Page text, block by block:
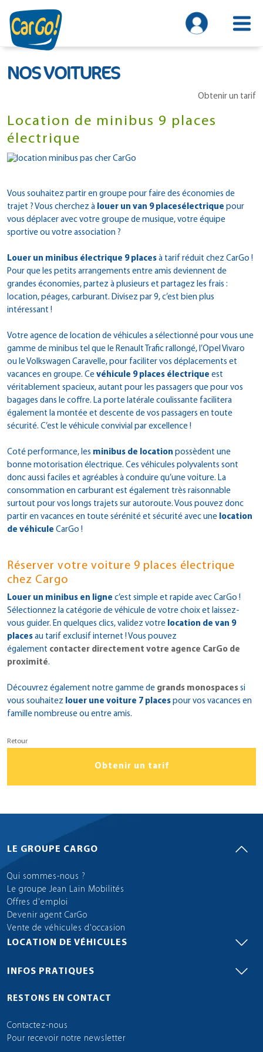
NOS VOITURES
Obtenir un tarif
Location de minibus 9 places
électrique
Vous souhaitez partir en groupe pour faire des économies de
trajet ? Vous cherchez à louer un van 9 placesélectrique pour
vous déplacer avec votre groupe de musique, votre équipe
sportive ou votre association ?
Louer un minibus électrique 9 places à tarif réduit chez CarGo !
Pour que les petits arrangements entre amis deviennent de
grandes économies, partez à plusieurs et partagez les frais :
location, péages, carburant. Divisez par 9, c’est bien plus
intéressant !
Votre agence de location de véhicules a sélectionné pour vous une
gamme de minibus tel que le Renault Trafic rallongé, l’Opel Vivaro
ou le Volkswagen Caravelle, pour faciliter vos déplacements et
vacances en groupe. Ce véhicule 9 places électrique est
véritablement spacieux, autant pour les passagers que pour vos
bagages dans le coffre. La porte latérale coulissante facilitera
également la montée et descente de vos passagers en toute
sécurité. C’est le véhicule convivial par excellence !
Coté performance, les minibus de location possèdent une
bonne motorisation électrique. Ces véhicules polyvalents sont
donc aussi faciles et agréables à conduire qu’une voiture. La
consommation en carburant est également très raisonnable
surtout pour vos longs trajets sur autoroute. Vous pouvez donc
partir en vacances en toute sérénité et sécurité avec une location
de véhicule CarGo !
Réserver votre voiture 9 places électrique
chez Cargo
Louer un minibus en ligne c’est simple et rapide avec CarGo !
Sélectionnez la catégorie de véhicule de votre choix et laissez-
vous guider. En quelques clics, validez votre location de van 9
places au tarif exclusif internet ! Vous pouvez
également contacter directement votre agence CarGo de
proximité.
Découvrez également notre gamme de grands monospaces si
vous souhaitez louer une voiture 7 places pour vos vacances en
famille nombreuse ou entre amis.
Retour
Obtenir un tarif
LE GROUPE CARGO
Qui sommes-nous ?
Le groupe Jean Lain Mobilités
Offres d'emploi
Devenir agent CarGo
Vente de véhicules d'occasion
LOCATION DE VÉHICULES
INFOS PRATIQUES
RESTONS EN CONTACT
Contactez-nous
Pour recevoir notre newsletter